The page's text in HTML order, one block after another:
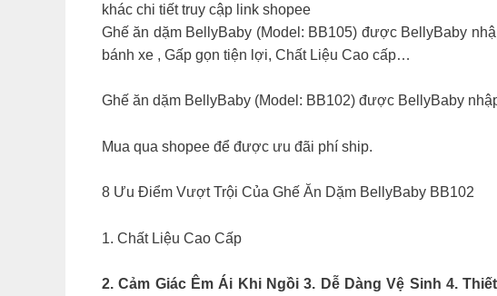
khác chi tiết truy cập link shopee
Ghế ăn dặm BellyBaby (Model: BB105) được BellyBaby
bánh xe , Gấp gọn tiện lợi, Chất Liệu Cao cấp…
Ghế ăn dặm BellyBaby (Model: BB102) được BellyBaby
Mua qua shopee để được ưu đãi phí ship.
8 Ưu Điểm Vượt Trội Của Ghế Ăn Dặm BellyBaby BB102
1. Chất Liệu Cao Cấp
2. Cảm Giác Êm Ái Khi Ngồi 3. Dễ Dàng Vệ Sinh 4.